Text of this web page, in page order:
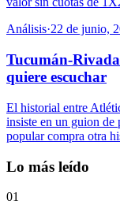
Análisis·22 de junio,
Tucumán-
quiere escuchar
El historial entre
insiste en un guion de
popular compra otra
Lo más leído
01